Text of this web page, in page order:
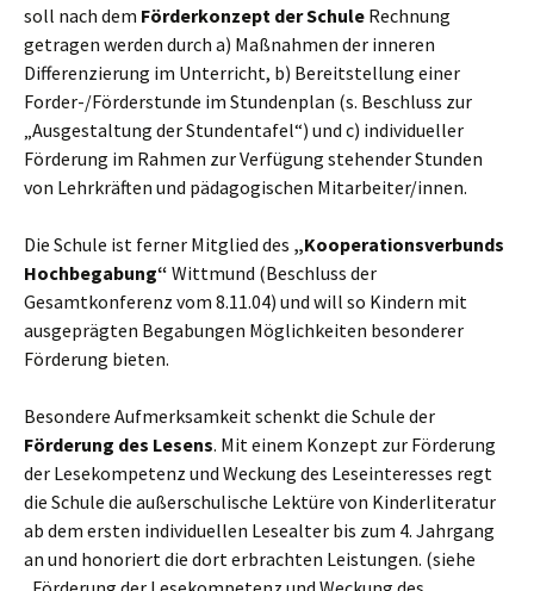
soll nach dem Förderkonzept der Schule Rechnung
getragen werden durch a) Maßnahmen der inneren
Differenzierung im Unterricht, b) Bereitstellung einer
Forder-/Förderstunde im Stundenplan (s. Beschluss zur
„Ausgestaltung der Stundentafel“) und c) individueller
Förderung im Rahmen zur Verfügung stehender Stunden
von Lehrkräften und pädagogischen Mitarbeiter/innen.
Die Schule ist ferner Mitglied des „Kooperationsverbunds
Hochbegabung“ Wittmund (Beschluss der
Gesamtkonferenz vom 8.11.04) und will so Kindern mit
ausgeprägten Begabungen Möglichkeiten besonderer
Förderung bieten.
Besondere Aufmerksamkeit schenkt die Schule der
Förderung des Lesens. Mit einem Konzept zur Förderung
der Lesekompetenz und Weckung des Leseinteresses regt
die Schule die außerschulische Lektüre von Kinderliteratur
ab dem ersten individuellen Lesealter bis zum 4. Jahrgang
an und honoriert die dort erbrachten Leistungen. (siehe